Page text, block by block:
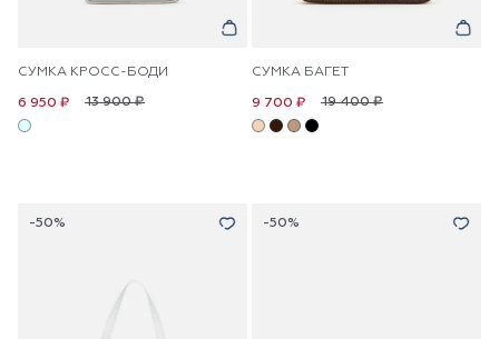
СУМКА КРОСС-БОДИ
13 900 ₽
6 950 ₽
СУМКА БАГЕТ
19 400 ₽
9 700 ₽
-50% -50%